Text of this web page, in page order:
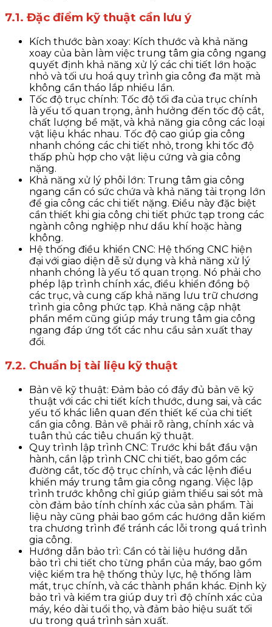
7.1. Đặc điểm kỹ thuật cần lưu ý
Kích thước bàn xoay: Kích thước và khả năng
xoay của bàn làm việc trung tâm gia công ngang
quyết định khả năng xử lý các chi tiết lớn hoặc
nhỏ và tối ưu hoá quy trình gia công đa mặt mà
không cần tháo lắp nhiều lần.
Tốc độ trục chính: Tốc độ tối đa của trục chính
là yếu tố quan trọng, ảnh hưởng đến tốc độ cắt,
chất lượng bề mặt, và khả năng gia công các loại
vật liệu khác nhau. Tốc độ cao giúp gia công
nhanh chóng các chi tiết nhỏ, trong khi tốc độ
thấp phù hợp cho vật liệu cứng và gia công
nặng.
Khả năng xử lý phôi lớn: Trung tâm gia công
ngang cần có sức chứa và khả năng tải trọng lớn
để gia công các chi tiết nặng. Điều này đặc biệt
cần thiết khi gia công chi tiết phức tạp trong các
ngành công nghiệp như dầu khí hoặc hàng
không.
Hệ thống điều khiển CNC: Hệ thống CNC hiện
đại với giao diện dễ sử dụng và khả năng xử lý
nhanh chóng là yếu tố quan trọng. Nó phải cho
phép lập trình chính xác, điều khiển đồng bộ
các trục, và cung cấp khả năng lưu trữ chương
trình gia công phức tạp. Khả năng cập nhật
phần mềm cũng giúp máy trung tâm gia công
ngang đáp ứng tốt các nhu cầu sản xuất thay
đổi.
7.2. Chuẩn bị tài liệu kỹ thuật
Bản vẽ kỹ thuật: Đảm bảo có đầy đủ bản vẽ kỹ
thuật với các chi tiết kích thước, dung sai, và các
yếu tố khác liên quan đến thiết kế của chi tiết
cần gia công. Bản vẽ phải rõ ràng, chính xác và
tuân thủ các tiêu chuẩn kỹ thuật.
Quy trình lập trình CNC: Trước khi bắt đầu vận
hành, cần lập trình CNC chi tiết, bao gồm các
đường cắt, tốc độ trục chính, và các lệnh điều
khiển máy trung tâm gia công ngang. Việc lập
trình trước không chỉ giúp giảm thiểu sai sót mà
còn đảm bảo tính chính xác của sản phẩm. Tài
liệu này cũng phải bao gồm các hướng dẫn kiểm
tra chương trình để tránh các lỗi trong quá trình
gia công.
Hướng dẫn bảo trì: Cần có tài liệu hướng dẫn
bảo trì chi tiết cho từng phần của máy, bao gồm
việc kiểm tra hệ thống thủy lực, hệ thống làm
mát, trục chính, và các thành phần khác. Định kỳ
bảo trì và kiểm tra giúp duy trì độ chính xác của
máy, kéo dài tuổi thọ, và đảm bảo hiệu suất tối
ưu trong quá trình sản xuất.